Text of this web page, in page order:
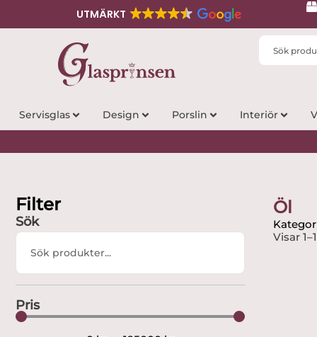
UTMÄRKT
Search
Servisglas Design Porslin Interiör
Filter
Sök
Search
Pris
Öl
Visar